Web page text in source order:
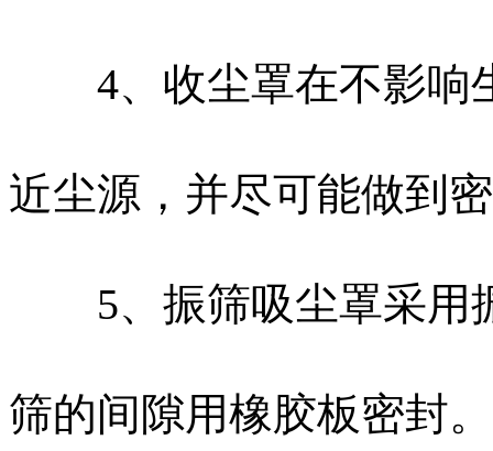
4、收尘罩在不影响
近尘源，并尽可能做到
5、振筛吸尘罩采用
筛的间隙用橡胶板密封